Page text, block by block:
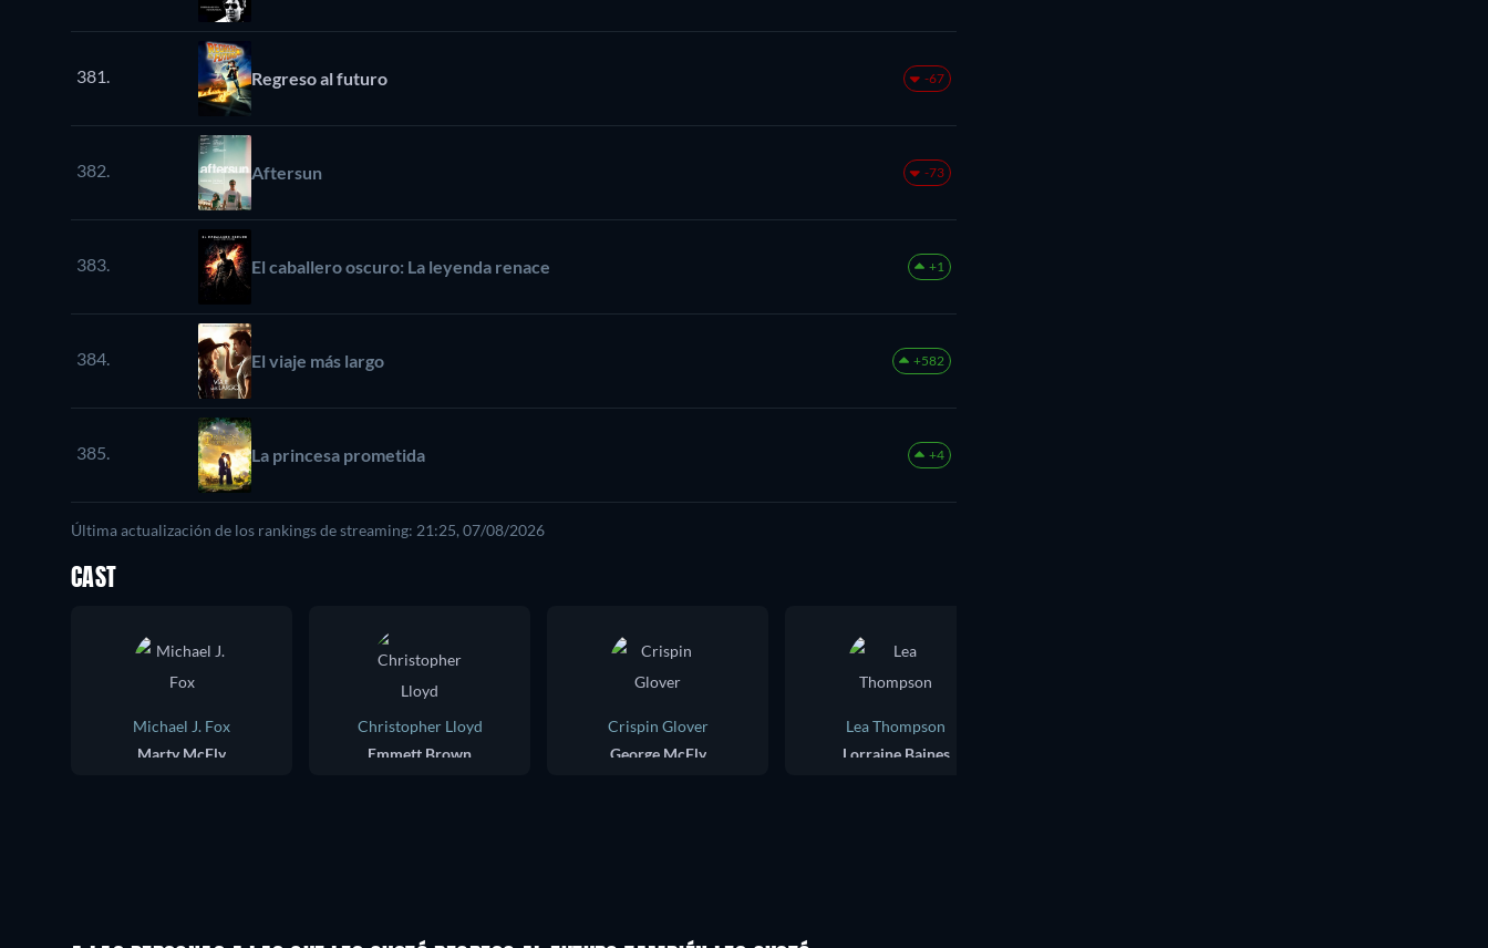
381. Regreso al futuro -67
382. Aftersun -73
383. El caballero oscuro: La leyenda renace +1
384. El viaje más largo +582
385. La princesa prometida +4
Última actualización de los rankings de streaming: 21:25, 07/08/2026
CAST
Michael J. Fox
Marty McFly
Christopher Lloyd
Emmett Brown
Crispin Glover
George McFly
Lea Thompson
Lorraine Baines